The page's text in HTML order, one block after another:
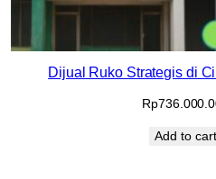
Dijual Ruko Strategis di
Rp
Add to cart